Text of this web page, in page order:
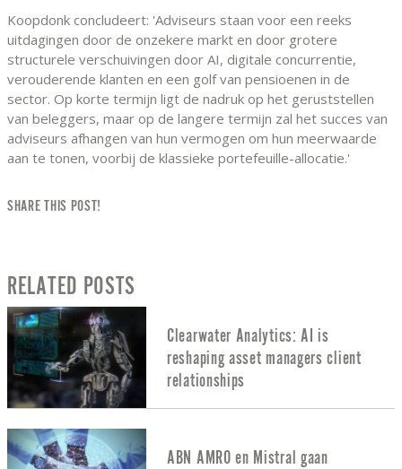
Koopdonk concludeert: 'Adviseurs staan voor een reeks
uitdagingen door de onzekere markt en door grotere
structurele verschuivingen door AI, digitale concurrentie,
verouderende klanten en een golf van pensioenen in de
sector. Op korte termijn ligt de nadruk op het geruststellen
van beleggers, maar op de langere termijn zal het succes van
adviseurs afhangen van hun vermogen om hun meerwaarde
aan te tonen, voorbij de klassieke portefeuille-allocatie.'
SHARE THIS POST!
RELATED POSTS
Clearwater Analytics: AI is
reshaping asset managers client
relationships
ABN AMRO en Mistral gaan